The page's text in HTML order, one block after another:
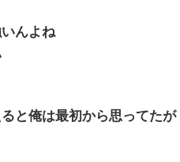
んよね
と俺は最初から思ってたが